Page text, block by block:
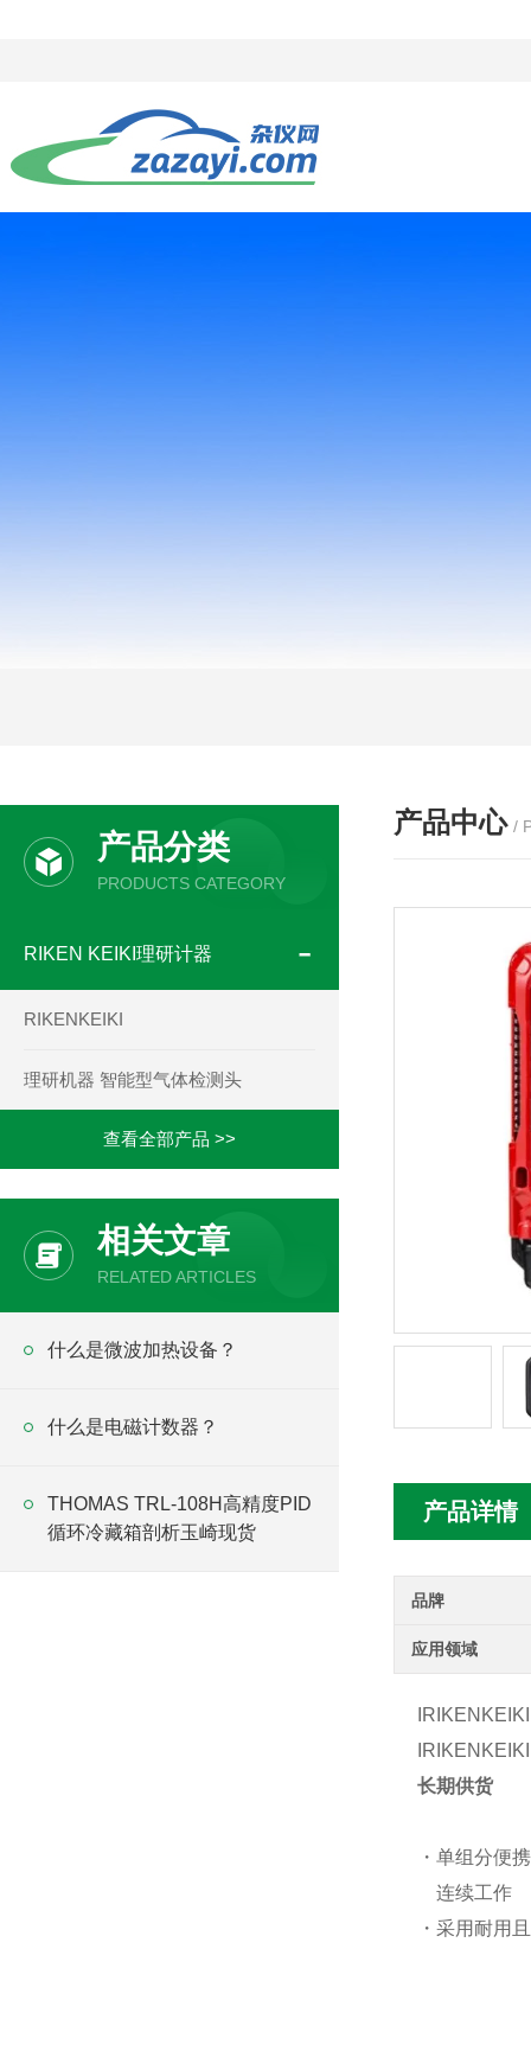
产品中心 /
产品详情
品牌
应用领域
长期供货
・单组分便
连续工作
・采用耐用
产品分类
PRODUCTS CATEGORY
RIKEN KEIKI理研计器
RIKENKEIKI
理研机器 智能型气体检测头
查看全部产品 >>
相关文章
RELATED ARTICLES
什么是微波加热设备？
什么是电磁计数器？
THOMAS TRL-108H高精度PID
循环冷藏箱剖析玉崎现货